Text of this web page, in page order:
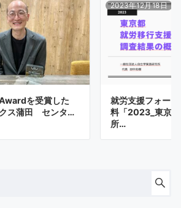
を受賞した
ス蒲田 センタ…
2023年12月18日
就労支援フォー
料「2023_東京
所…